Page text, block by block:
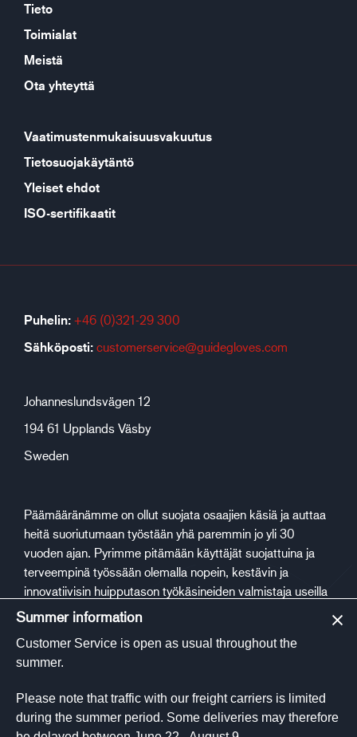
Tieto
Toimialat
Meistä
Ota yhteyttä
Vaatimustenmukaisuusvakuutus
Tietosuojakäytäntö
Yleiset ehdot
ISO-sertifikaatit
Puhelin: +46 (0)321-29 300
Sähköposti: customerservice@guidegloves.com
Johanneslundsvägen 12
194 61 Upplands Väsby
Sweden
Päämääränämme on ollut suojata osaajien käsiä ja auttaa
heitä suoriutumaan työstään yhä paremmin jo yli 30
vuoden ajan. Pyrimme pitämään käyttäjät suojattuina ja
terveempinä työssään olemalla nopein, kestävin ja
innovatiivisin huipputason työkäsineiden valmistaja useilla
eri toimialoilla.
Sosiaalinen media
Summer information
Customer Service is open as usual throughout the
summer.
Please note that traffic with our freight carriers is limited
during the summer period. Some deliveries may therefore